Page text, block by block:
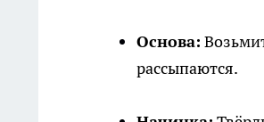
Основа:
рассыпаются.